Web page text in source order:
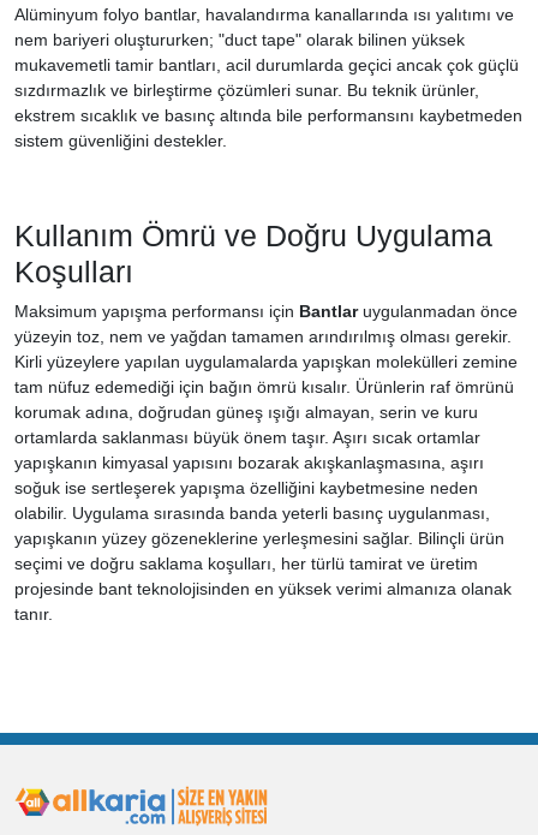
Alüminyum folyo bantlar, havalandırma kanallarında ısı yalıtımı ve
nem bariyeri oluştururken; "duct tape" olarak bilinen yüksek
mukavemetli tamir bantları, acil durumlarda geçici ancak çok güçlü
sızdırmazlık ve birleştirme çözümleri sunar. Bu teknik ürünler,
ekstrem sıcaklık ve basınç altında bile performansını kaybetmeden
sistem güvenliğini destekler.
Kullanım Ömrü ve Doğru Uygulama
Koşulları
Maksimum yapışma performansı için Bantlaruygulanmadan önce
yüzeyin toz, nem ve yağdan tamamen arındırılmış olması gerekir.
Kirli yüzeylere yapılan uygulamalarda yapışkan molekülleri zemine
tam nüfuz edemediği için bağın ömrü kısalır. Ürünlerin raf ömrünü
korumak adına, doğrudan güneş ışığı almayan, serin ve kuru
ortamlarda saklanması büyük önem taşır. Aşırı sıcak ortamlar
yapışkanın kimyasal yapısını bozarak akışkanlaşmasına, aşırı
soğuk ise sertleşerek yapışma özelliğini kaybetmesine neden
olabilir. Uygulama sırasında banda yeterli basınç uygulanması,
yapışkanın yüzey gözeneklerine yerleşmesini sağlar. Bilinçli ürün
seçimi ve doğru saklama koşulları, her türlü tamirat ve üretim
projesinde bant teknolojisinden en yüksek verimi almanıza olanak
tanır.